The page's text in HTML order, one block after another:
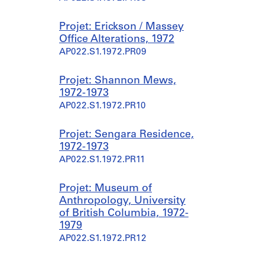
Projet: Erickson / Massey
Office Alterations, 1972
AP022.S1.1972.PR09
Projet: Shannon Mews,
1972-1973
AP022.S1.1972.PR10
Projet: Sengara Residence,
1972-1973
AP022.S1.1972.PR11
Projet: Museum of
Anthropology, University
of British Columbia, 1972-
1979
AP022.S1.1972.PR12